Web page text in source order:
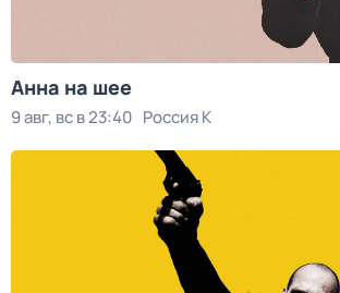
Анна на шее
9 авг, вс в 23:40 Россия К